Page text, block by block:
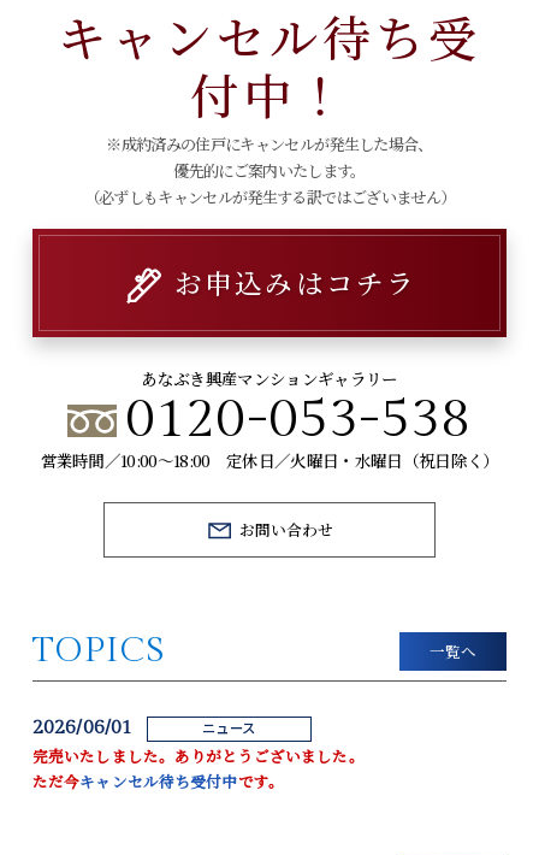
キャンセル待ち受
付中！
※成約済みの住戸にキャンセルが発生した場合、
優先的にご案内いたします。
（必ずしもキャンセルが発生する訳ではございません）
お申込みはコチラ
あなぶき興産マンションギャラリー
0120-053-538
営業時間／10:00～18:00 定休日／火曜日・水曜日（祝日除く）
お問い合わせ
TOPICS 一覧へ
2026/06/01 ニュース
完売いたしました。ありがとうございました。
ただ今キャンセル待ち受付中です。